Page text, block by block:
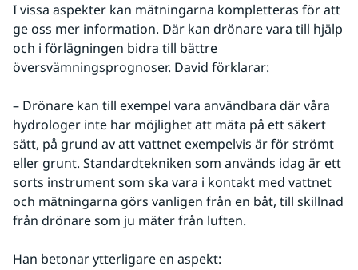
I vissa aspekter kan mätningarna kompletteras för att
ge oss mer information. Där kan drönare vara till hjälp
och i förlägningen bidra till bättre
översvämningsprognoser. David förklarar:
– Drönare kan till exempel vara användbara där våra
hydrologer inte har möjlighet att mäta på ett säkert
sätt, på grund av att vattnet exempelvis är för strömt
eller grunt. Standardtekniken som används idag är ett
sorts instrument som ska vara i kontakt med vattnet
och mätningarna görs vanligen från en båt, till skillnad
från drönare som ju mäter från luften.
Han betonar ytterligare en aspekt: